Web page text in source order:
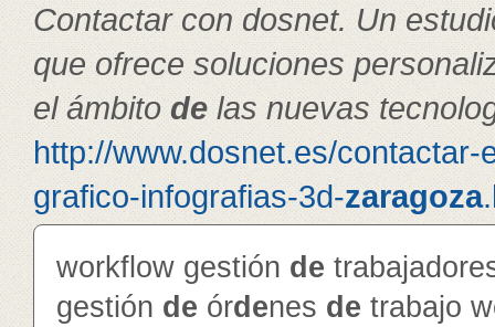
Contactar con dosnet. Un
que ofrece soluciones
el ámbitodelas nuevas
http://www.dosnet.es/contactar-
grafico-infografias-3d-zaragoza
workflow gestión de
gestión de órdenes de trabajo